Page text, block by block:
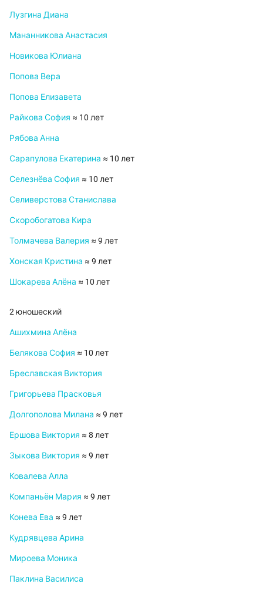
Лузгина Диана
Мананникова Анастасия
Новикова Юлиана
Попова Вера
Попова Елизавета
Райкова София ≈ 10 лет
Рябова Анна
Сарапулова Екатерина ≈ 10 лет
Селезнёва София ≈ 10 лет
Селиверстова Станислава
Скоробогатова Кира
Толмачева Валерия ≈ 9 лет
Хонская Кристина ≈ 9 лет
Шокарева Алёна ≈ 10 лет
2 юношеский
Ашихмина Алёна
Белякова София ≈ 10 лет
Бреславская Виктория
Григорьева Прасковья
Долгополова Милана ≈ 9 лет
Ершова Виктория ≈ 8 лет
Зыкова Виктория ≈ 9 лет
Ковалева Алла
Компаньён Мария ≈ 9 лет
Конева Ева ≈ 9 лет
Кудрявцева Арина
Мироева Моника
Паклина Василиса